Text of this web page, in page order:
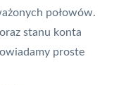
połowów.
stanu konta
proste